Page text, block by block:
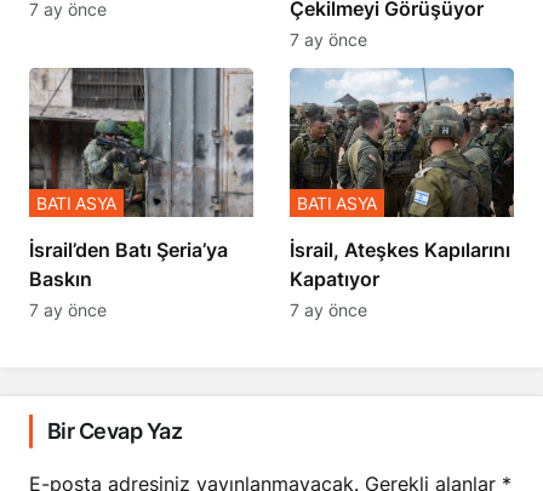
7 ay önce
Çekilmeyi Görüşüyor
7 ay önce
​​​​​​​İsrail’den Batı Şeria’ya
Baskın
BATI ASYA
7 ay önce
İsrail, Ateşkes Kapılarını
Kapatıyor
BATI ASYA
7 ay önce
Bir Cevap Yaz
E-posta adresiniz yayınlanmayacak. Gerekli alanlar *